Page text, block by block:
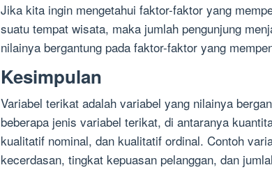
Jika kita ingin mengetahui faktor-faktor yang
suatu tempat wisata, maka jumlah pengunjung
nilainya bergantung pada faktor-faktor yang
Kesimpulan
Variabel terikat adalah variabel yang nilainya
beberapa jenis variabel terikat, di antaranya
kualitatif nominal, dan kualitatif ordinal. Contoh
kecerdasan, tingkat kepuasan pelanggan, dan